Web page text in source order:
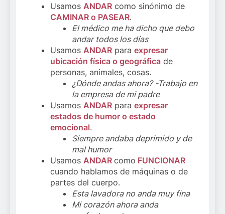
Usamos ANDAR como sinónimo de
CAMINAR o PASEAR.
El médico me ha dicho que debo
andar todos los días
Usamos ANDAR para expresar
ubicación física o geográfica de
personas, animales, cosas.
¿Dónde andas ahora? -Trabajo en
la empresa de mi padre
Usamos ANDAR para expresar
estados de humor o estado
emocional.
Siempre andaba deprimido y de
mal humor
Usamos ANDAR como FUNCIONAR
cuando hablamos de máquinas o de
partes del cuerpo.
Esta lavadora no anda muy fina
Mi corazón ahora anda